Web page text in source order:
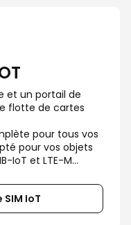
et un portail de
flotte de cartes
pour tous vos
pour vos objets
IoT et LTE-M...
IoT